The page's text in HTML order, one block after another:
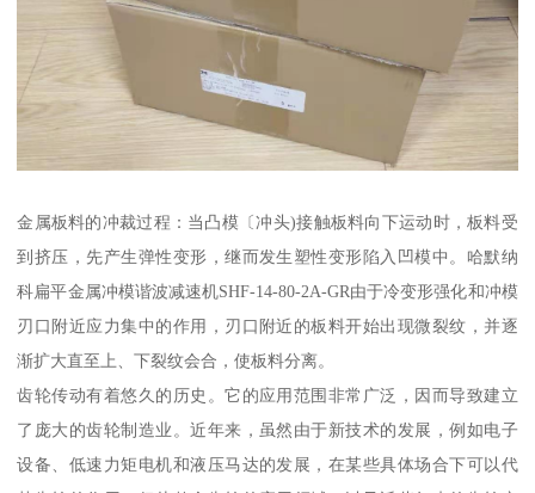
金属板料的冲裁过程：当凸模〔冲头)接触板料向下运动时，板料受
到挤压，先产生弹性变形，继而发生塑性变形陷入凹模中。哈默纳
科扁平金属冲模谐波减速机SHF-14-80-2A-GR由于冷变形强化和冲模
刃口附近应力集中的作用，刃口附近的板料开始出现微裂纹，并逐
渐扩大直至上、下裂纹会合，使板料分离。
齿轮传动有着悠久的历史。它的应用范围非常广泛，因而导致建立
了庞大的齿轮制造业。近年来，虽然由于新技术的发展，例如电子
设备、低速力矩电机和液压马达的发展，在某些具体场合下可以代